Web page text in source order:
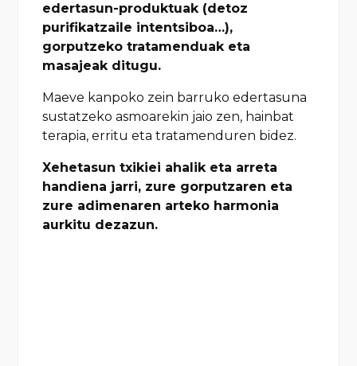
edertasun-produktuak (detoz
purifikatzaile intentsiboa…),
gorputzeko tratamenduak eta
masajeak ditugu.
Maeve kanpoko zein barruko edertasuna
sustatzeko asmoarekin jaio zen, hainbat
terapia, erritu eta tratamenduren bidez.
Xehetasun txikiei ahalik eta arreta
handiena jarri, zure gorputzaren eta
zure adimenaren arteko harmonia
aurkitu dezazun.